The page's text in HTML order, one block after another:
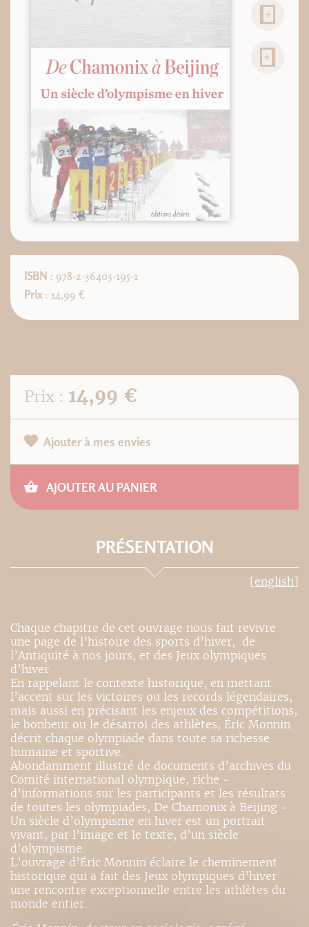
ISBN : 978-2-36403-195-1
Prix : 14,99 €
Prix : 14,99 €
Ajouter à mes envies
AJOUTER AU PANIER
PRÉSENTATION
[english]
Chaque chapitre de cet ouvrage nous fait revivre
une page de l’histoire des sports d’hiver, de
l’Antiquité à nos jours, et des Jeux olympiques
d’hiver.
En rappelant le contexte historique, en mettant
l’accent sur les victoires ou les records légendaires,
mais aussi en précisant les enjeux des compétitions,
le bonheur ou le désarroi des ­athlètes, Éric Monnin
décrit chaque olympiade dans toute sa richesse
humaine et sportive.
Abondamment illustré de documents d’archives du
Comité international olympique, riche ­
d’informations sur les participants et les résultats
de toutes les olympiades, De Chamonix à Beijing -
Un siècle d’olympisme en hiver est un portrait
vivant, par l’image et le texte, d’un siècle
d’olympisme.
L’ouvrage d’Éric Monnin éclaire le cheminement
historique qui a fait des Jeux olympiques ­d’hiver
une rencontre exceptionnelle entre les athlètes du
monde entier.